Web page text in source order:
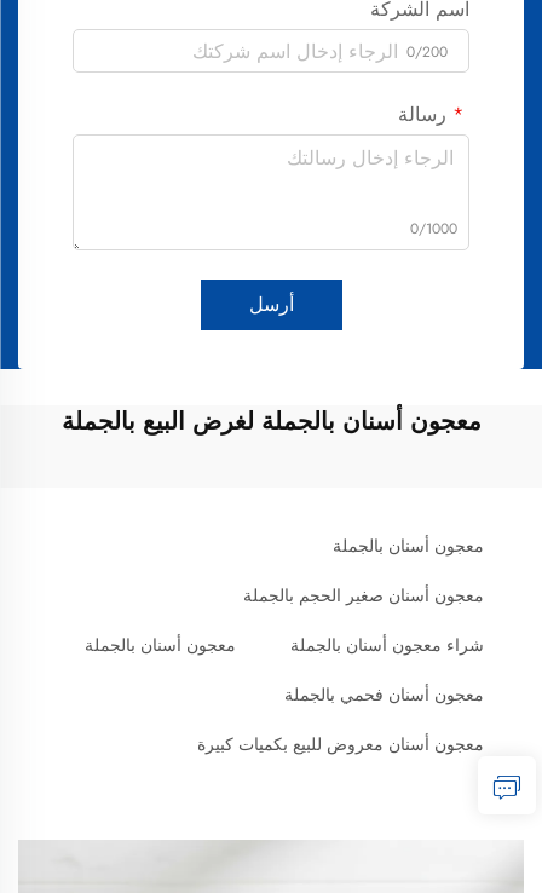
اسم الشركة
0/200
رسالة
0/1000
أرسل
معجون أسنان بالجملة لغرض البيع بالجملة
معجون أسنان بالجملة
معجون أسنان صغير الحجم بالجملة
شراء معجون أسنان بالجملة معجون أسنان بالجملة
معجون أسنان فحمي بالجملة
معجون أسنان معروض للبيع بكميات كبيرة